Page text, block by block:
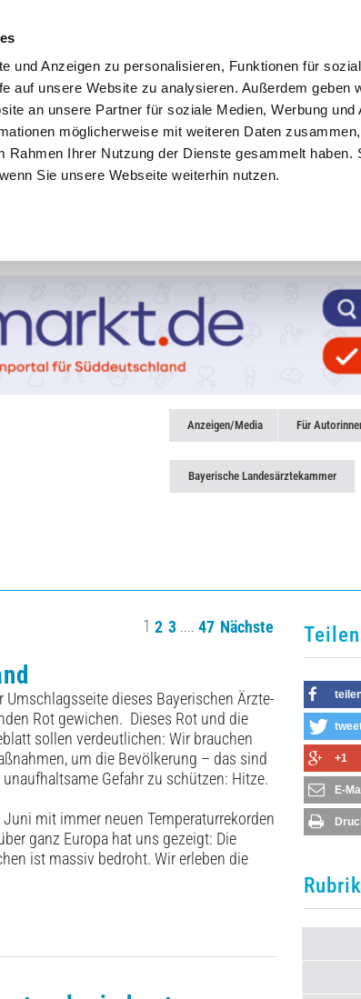
und Anzeigen zu personalisieren, Funktionen für
auf unsere Website zu analysieren. Außerdem geben
an unsere Partner für soziale Medien, Werbung und
möglicherweise mit weiteren Daten
Rahmen Ihrer Nutzung der Dienste gesammelt haben.
Sie unsere Webseite weiterhin nutzen.
Anzeigen/Media Für
Bayerische Landesärztekammer
1 2 3 47 Nächste
Umschlagsseite dieses Bayerischen Ärzte­
Rot gewichen. Dieses Rot und die
sollen verdeutlichen: Wir brauchen
um die Bevölkerung – das sind
Gefahr zu schützen: Hitze.
Juni mit immer neuen Temperaturrekorden
ganz Europa hat uns gezeigt: Die
ist massiv bedroht. Wir erleben die
+1
E-